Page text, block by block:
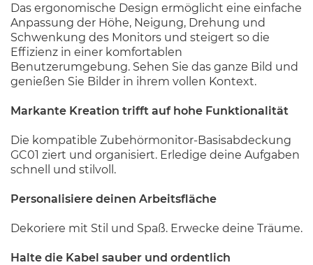
Das ergonomische Design ermöglicht eine einfache
Anpassung der Höhe, Neigung, Drehung und
Schwenkung des Monitors und steigert so die
Effizienz in einer komfortablen
Benutzerumgebung. Sehen Sie das ganze Bild und
genießen Sie Bilder in ihrem vollen Kontext.
Markante Kreation trifft auf hohe Funktionalität
Die kompatible Zubehörmonitor-Basisabdeckung
GC01 ziert und organisiert. Erledige deine Aufgaben
schnell und stilvoll.
Personalisiere deinen Arbeitsfläche
Dekoriere mit Stil und Spaß. Erwecke deine Träume.
Halte die Kabel sauber und ordentlich